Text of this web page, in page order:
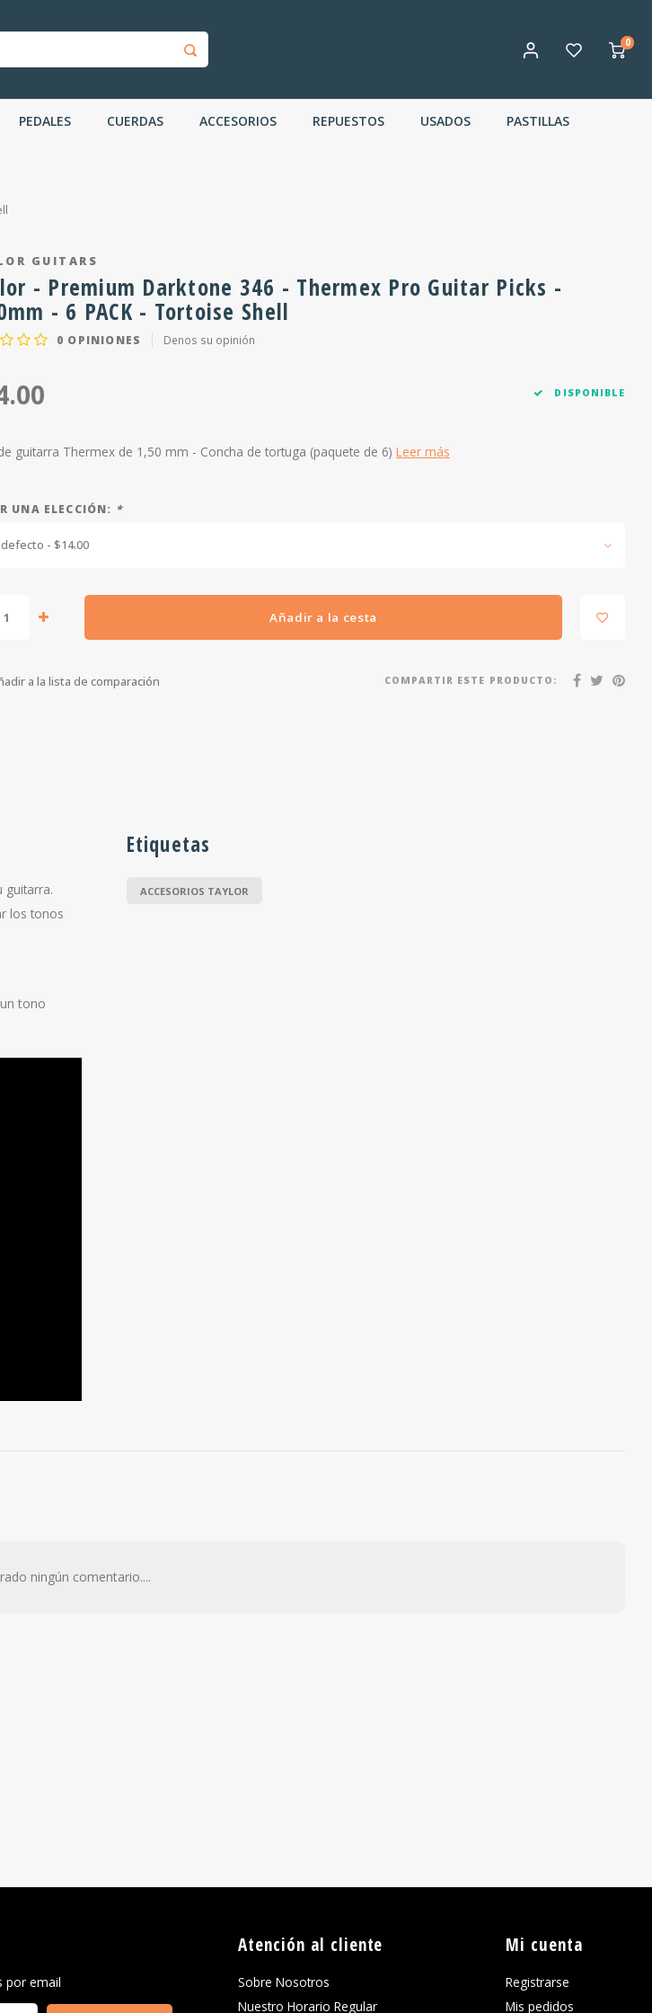
0
PEDALES CUERDAS ACCESORIOS REPUESTOS USADOS PASTILLAS
GUITARS
- Premium Darktone 346 - Thermex Pro Guitar Picks -
- 6 PACK - Tortoise Shell
0 OPINIONES Denos su opinión
DISPONIBLE
guitarra Thermex de 1,50 mm - Concha de tortuga (paquete de 6) Leer más
UNA ELECCIÓN: *
- $14.00
Añadir a la cesta
a la lista de comparación COMPARTIR ESTE PRODUCTO:
guitarra.
los tonos
tono
Etiquetas
ACCESORIOS TAYLOR
ningún comentario....
por email
Atención al cliente
Sobre Nosotros
Nuestro Horario Regular
Mi cuenta
Registrarse
Mis pedidos